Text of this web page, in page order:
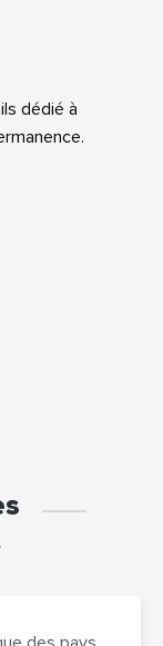
dédié à
des pays